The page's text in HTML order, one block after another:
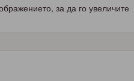
за да го увеличите